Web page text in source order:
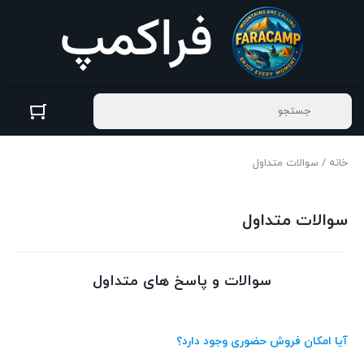
خانه / سوالات متداول
سوالات متداول
سوالات و پاسخ های متداول
آیا امکان فروش حضوری وجود دارد؟